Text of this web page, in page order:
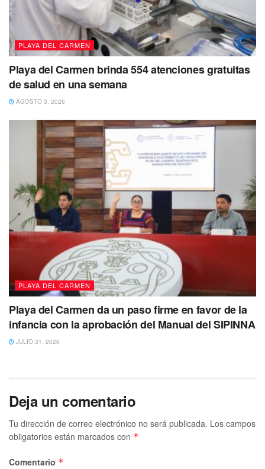
PLAYA DEL CARMEN
Playa del Carmen brinda 554 atenciones gratuitas
de salud en una semana
AGOSTO 3, 2026
PLAYA DEL CARMEN
Playa del Carmen da un paso firme en favor de la
infancia con la aprobación del Manual del SIPINNA
JULIO 31, 2026
Deja un comentario
Tu dirección de correo electrónico no será publicada. Los campos
obligatorios están marcados con *
Comentario *